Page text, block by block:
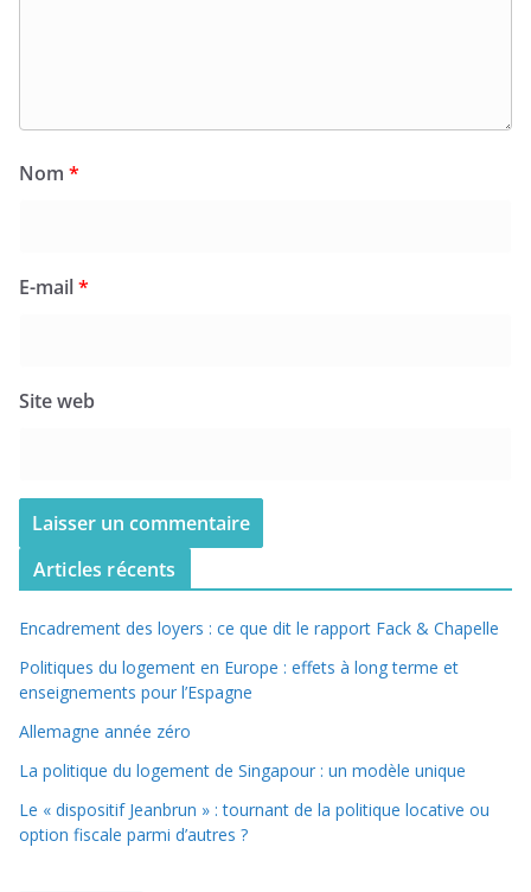
Nom *
E-mail*
Site web
Articles récents
Encadrement des loyers : ce que dit le rapport Fack & Chapelle
Politiques du logement en Europe : effets à long terme et
enseignements pour l’Espagne
Allemagne année zéro
La politique du logement de Singapour : un modèle unique
Le « dispositif Jeanbrun » : tournant de la politique locative ou
option fiscale parmi d’autres ?